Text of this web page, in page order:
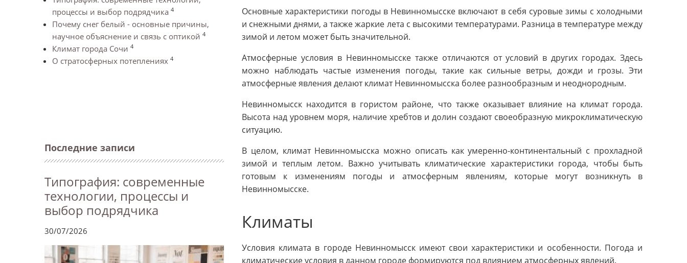
процессы и выбор подрядчика 4
Почему снег белый - основные причины,
научное объяснение и связь с оптикой 4
Климат города Сочи 4
О стратосферных потеплениях 4
Последние записи
Типография: современные
технологии, процессы и
выбор подрядчика
30/07/2026
Основные характеристики погоды в Невинномысске включают в себя суровые зимы с холодными
и снежными днями, а также жаркие лета с высокими температурами. Разница в температуре между
зимой и летом может быть значительной.
Атмосферные условия в Невинномысске также отличаются от условий в других городах. Здесь
можно наблюдать частые изменения погоды, такие как сильные ветры, дожди и грозы. Эти
атмосферные явления делают климат Невинномысска более разнообразным и неоднородным.
Невинномысск находится в гористом районе, что также оказывает влияние на климат города.
Высота над уровнем моря, наличие хребтов и долин создают своеобразную микроклиматическую
ситуацию.
В целом, климат Невинномысска можно описать как умеренно-континентальный с прохладной
зимой и теплым летом. Важно учитывать климатические характеристики города, чтобы быть
готовым к изменениям погоды и атмосферным явлениям, которые могут возникнуть в
Невинномысске.
Климаты
Условия климата в городе Невинномысск имеют свои характеристики и особенности. Погода и
климатические условия в данном городе формируются под влиянием атмосферных явлений.